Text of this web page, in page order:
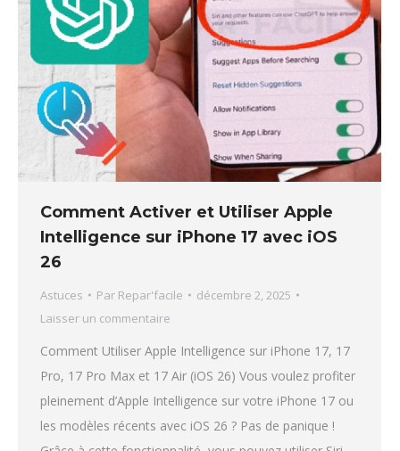
Comment Activer et Utiliser Apple
Intelligence sur iPhone 17 avec iOS
26
Astuces Par Repar'facile
décembre 2, 2025
Laisser un commentaire
Comment Utiliser Apple Intelligence sur iPhone 17, 17
Pro, 17 Pro Max et 17 Air (iOS 26) Vous voulez profiter
pleinement d’Apple Intelligence sur votre iPhone 17 ou
les modèles récents avec iOS 26 ? Pas de panique !